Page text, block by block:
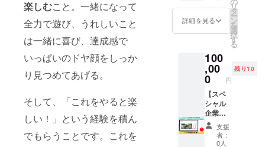
楽しむこと。一緒になって
全力で遊び、うれしいこと
は一緒に喜び、達成感で
いっぱいのドヤ顔をしっか
り見つめてあげる。
そして、「これをやると楽
しい！」という経験を積ん
でもらうことです。これを
お渡し
となり
※データ
時期は
2022年
9月予定
です。
す。 社
団法人
スマイ
ルライ
に企業
スポン
サーと
して企
業名、
企業の
ホーム
ページ
のリン
クを掲
詳細を見る
リ
タ
ー
ン
を
選
択
す
る
100
,00
0 円
残り10
【スペ
シャル
企業ス
ポン
サー】
社団法
支援
者：
0人